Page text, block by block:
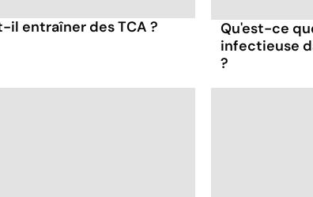
entraîner des TCA ?
Qu'est-ce
infectieuse
?